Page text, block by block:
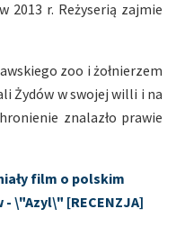
2013 r. Reżyserią zajmie
zoo i żołnierzem
Żydów w swojej willi i na
znalazło prawie
film o polskim
\"Azyl\" [RECENZJA]